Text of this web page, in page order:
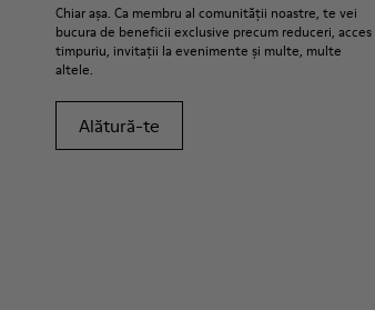
Chiar așa. Ca membru al comunității noastre, te vei
bucura de beneficii exclusive precum reduceri, acces
timpuriu, invitații la evenimente și multe, multe
altele.
Alătură-te